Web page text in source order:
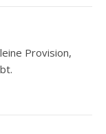
Provision,